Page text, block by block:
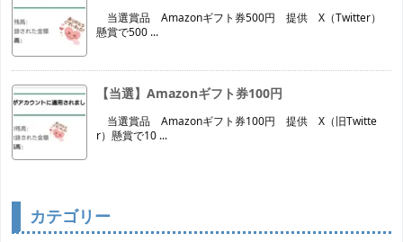
当選賞品 Amazonギフト券500円 提供 X（Twitter）
懸賞で500 ...
【当選】Amazonギフト券100円
当選賞品 Amazonギフト券100円 提供 X（旧Twitte
r）懸賞で10 ...
カテゴリー